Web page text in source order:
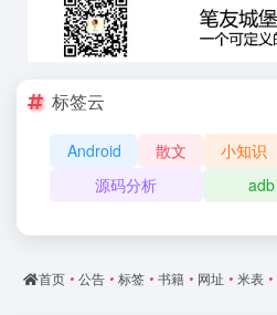
标签云
Android 散文 小知识
源码分析
adb
首页 • 公告 • 标签 • 书籍 • 网址 • 米表 •